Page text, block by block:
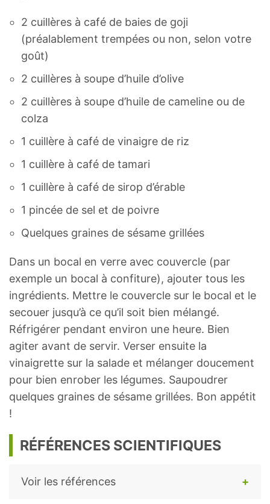
2 cuillères à café de baies de goji
(préalablement trempées ou non, selon votre
goût)
2 cuillères à soupe d’huile d’olive
2 cuillères à soupe d’huile de cameline ou de
colza
1 cuillère à café de vinaigre de riz
1 cuillère à café de tamari
1 cuillère à café de sirop d’érable
1 pincée de sel et de poivre
Quelques graines de sésame grillées
Dans un bocal en verre avec couvercle (par
exemple un bocal à confiture), ajouter tous les
ingrédients. Mettre le couvercle sur le bocal et le
secouer jusqu’à ce qu’il soit bien mélangé.
Réfrigérer pendant environ une heure. Bien
agiter avant de servir. Verser ensuite la
vinaigrette sur la salade et mélanger doucement
pour bien enrober les légumes. Saupoudrer
quelques graines de sésame grillées. Bon appétit
!
RÉFÉRENCES SCIENTIFIQUES
Voir les références